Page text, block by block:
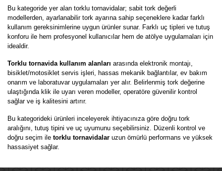
Bu kategoride yer alan torklu tornavidalar; sabit tork değerli
modellerden, ayarlanabilir tork ayarına sahip seçeneklere kadar farklı
kullanım gereksinimlerine uygun ürünler sunar. Farklı uç tipleri ve tutuş
konforu ile hem profesyonel kullanıcılar hem de atölye uygulamaları için
idealdir.
Torklu tornavida kullanım alanları arasında elektronik montajı,
bisiklet/motosiklet servis işleri, hassas mekanik bağlantılar, ev bakım
onarım ve laboratuvar uygulamaları yer alır. Belirlenmiş tork değerine
ulaştığında klik ile uyarı veren modeller, operatöre güvenilir kontrol
sağlar ve iş kalitesini artırır.
Bu kategorideki ürünleri inceleyerek ihtiyacınıza göre doğru tork
aralığını, tutuş tipini ve uç uyumunu seçebilirsiniz. Düzenli kontrol ve
doğru seçim ile torklu tornavidalar uzun ömürlü performans ve yüksek
hassasiyet sağlar.